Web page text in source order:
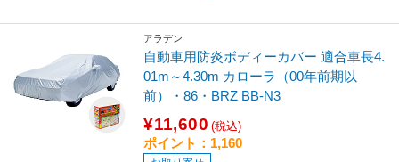
アラデン
自動車用防炎ボディーカバー 適合車長4.
01m～4.30m カローラ（00年前期以
前）・86・BRZ BB-N3
¥11,600 (税込)
ポイント：1,160